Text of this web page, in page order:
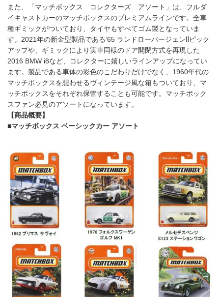
また、「マッチボックス コレクターズ アソート」は、フルダ
イキャストカーのマッチボックスのプレミアムラインです。全車
種ギミックがついており、タイヤもすべてゴム製となっていま
す。2021年の新金型製品である’65 ランドローバージェンⅡピック
アップや、ギミックにより実車同様のドア開閉方式を再現した
2016 BMW i8など、コレクターに嬉しいラインアップになってい
ます。製品である車体の彩色のこだわりだけでなく、1960年代の
マッチボックスを想わせるヴィンテージ風な箱もついており、マ
ッチボックスをそれぞれ保管することも可能です。マッチボック
スファン必見のアソートになっています。
【商品概要】
■マッチボックス ベーシックカー アソート